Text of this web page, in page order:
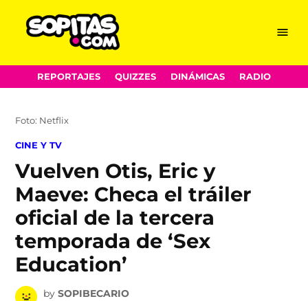
Skip
to
Menu
REPORTAJES QUIZZES DINÁMICAS RADIO
Foto: Netflix
POSTED
CINE Y TV
Vuelven Otis, Eric y
Maeve: Checa el tráiler
oficial de la tercera
temporada de ‘Sex
Education’
by SOPIBECARIO